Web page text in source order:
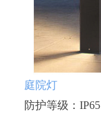
庭院灯
防护等级：IP65